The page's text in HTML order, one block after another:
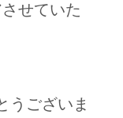
せていた
うございま